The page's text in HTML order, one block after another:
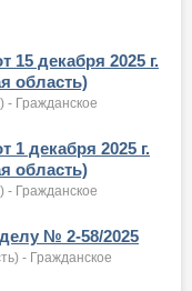
15 декабря 2025 г.
область)
- Гражданское
1 декабря 2025 г.
область)
- Гражданское
№ 2-58/2025
- Гражданское